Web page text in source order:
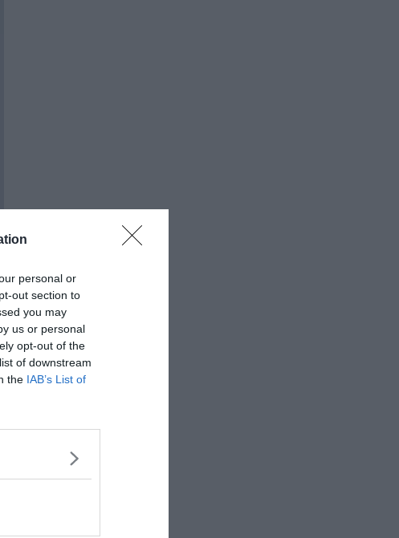
personal or
out section to
you may
us or personal
opt-out of the
of downstream
the IAB’s List of